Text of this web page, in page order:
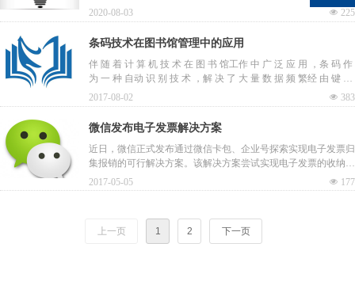
人、医院的需求。
넶 225
2020-08-03
条码技术在图书馆管理中的应用
伴 随 着 计 算 机 技 术 在 图 书 馆工作 中 广 泛 应 用 ，条 码 作
为 一 种 自动 识 别 技 术 ，解 决 了 大 量 数 据 频 繁经 由 键 盘
输 入 的 瓶 颈 问 题 ，被 广 泛
地 应 用 到 图 书 馆 的 各 项 业 务 工 作中 来 ，使 图 书 馆 真 正
实 现 了 自 动 化管 理 。
넶 383
2017-08-02
微信发布电子发票解决方案
近日，微信正式发布通过微信卡包、企业号探索实现电子发票归
集报销的可行解决方案。该解决方案尝试实现电子发票的收纳、
归集、流转、报销、入账、再消费的无缝链接。
넶 177
2017-05-05
上一页 1 2 下一页